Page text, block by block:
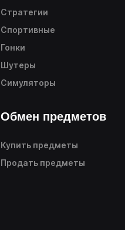
Стратегии
Спортивные
Гонки
Шутеры
Симуляторы
Обмен предметов
Купить предметы
Продать предметы